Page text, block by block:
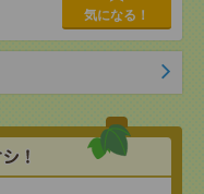
気になる！